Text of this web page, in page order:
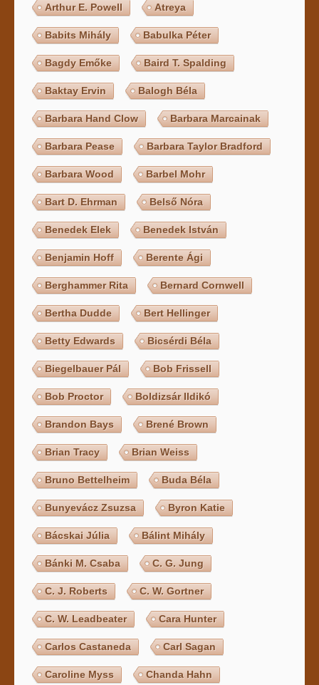
Arthur E. Powell Atreya
Babits Mihály Babulka Péter
Bagdy Emőke Baird T. Spalding
Baktay Ervin Balogh Béla
Barbara Hand Clow Barbara Marcainak
Barbara Pease Barbara Taylor Bradford
Barbara Wood Barbel Mohr
Bart D. Ehrman Belső Nóra
Benedek Elek Benedek István
Benjamin Hoff Berente Ági
Berghammer Rita Bernard Cornwell
Bertha Dudde Bert Hellinger
Betty Edwards Bicsérdi Béla
Biegelbauer Pál Bob Frissell
Bob Proctor Boldizsár Ildikó
Brandon Bays Brené Brown
Brian Tracy Brian Weiss
Bruno Bettelheim Buda Béla
Bunyevácz Zsuzsa Byron Katie
Bácskai Júlia Bálint Mihály
Bánki M. Csaba C. G. Jung
C. J. Roberts C. W. Gortner
C. W. Leadbeater Cara Hunter
Carlos Castaneda Carl Sagan
Caroline Myss Chanda Hahn